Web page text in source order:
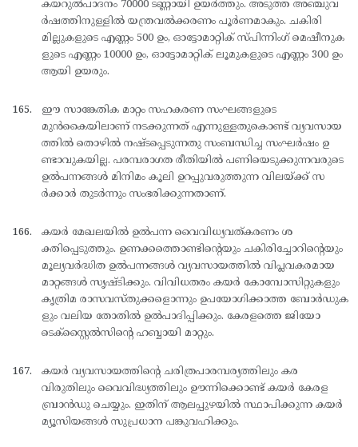
കയറുല്‍പാദനം 70000 ടണ്ണായി ഉയര്‍ത്തും. അടുത്ത അഞ്ചുവ
ര്‍ഷത്തിനുള്ളില്‍ യന്ത്രവല്‍ക്കരണം പൂര്‍ണമാകും. ചകിരി
മില്ലുകളുടെ എണ്ണം 500 ഉം, ഓട്ടോമാറ്റിക് സ്പിന്നിംഗ് മെഷീനുക
ളുടെ എണ്ണം 10000 ഉം, ഓട്ടോമാറ്റിക് ലൂമുകളുടെ എണ്ണം 300 ഉം
ആയി ഉയരും.
ഈ സാങ്കേതിക മാറ്റം സഹകരണ സംഘങ്ങളുടെ
മുന്‍കൈയിലാണ് നടക്കുന്നത് എന്നുള്ളതുകൊണ്ട് വ്യവസായ
ത്തില്‍ തൊഴില്‍ നഷ്ടപ്പെടുന്നതു സംബന്ധിച്ച സംഘര്‍ഷം ഉ
ണ്ടാവുകയില്ല. പരമ്പരാഗത രീതിയില്‍ പണിയെടുക്കുന്നവരുടെ
ഉല്‍പന്നങ്ങള്‍ മിനിമം കൂലി ഉറപ്പുവരുത്തുന്ന വിലയ്ക്ക് സ
ര്‍ക്കാര്‍ തുടര്‍ന്നും സംഭരിക്കുന്നതാണ്.
കയര്‍ മേഖലയില്‍ ഉല്‍പന്ന വൈവിധ്യവത്കരണം ശ
ക്തിപ്പെടുത്തും. ഉണക്കത്തൊണ്ടിന്റെയും ചകിരിച്ചോറിന്റെയും
മൂല്യവര്‍ദ്ധിത ഉല്‍പന്നങ്ങള്‍ വ്യവസായത്തില്‍ വിപ്ലവകരമായ
മാറ്റങ്ങള്‍ സൃഷ്ടിക്കും. വിവിധതരം കയര്‍ കോമ്പോസിറ്റുകളും
കൃത്രിമ രാസവസ്തുക്കളൊന്നും ഉപയോഗിക്കാത്ത ബോര്‍ഡുക
ളും വലിയ തോതില്‍ ഉല്‍പാദിപ്പിക്കും. കേരളത്തെ ജിയോ
ടെക്സ്റ്റൈല്‍സിന്റെ ഹബ്ബായി മാറ്റും.
കയര്‍ വ്യവസായത്തിന്റെ ചരിത്രപാരമ്പര്യത്തിലും കര
വിരുതിലും വൈവിദ്ധ്യത്തിലും ഊന്നിക്കൊണ്ട് കയര്‍ കേരള
ബ്രാന്‍ഡു ചെയ്യും. ഇതിന് ആലപ്പുഴയില്‍ സ്ഥാപിക്കുന്ന കയര്‍
മ്യൂസിയങ്ങള്‍ സുപ്രധാന പങ്കുവഹിക്കും.